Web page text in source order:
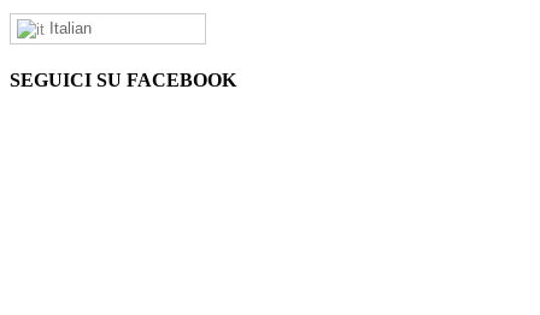
Italian
SEGUICI SU FACEBOOK